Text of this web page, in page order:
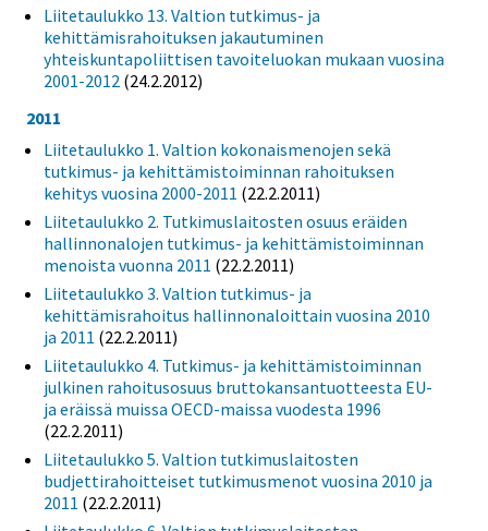
Liitetaulukko 13. Valtion tutkimus- ja
kehittämisrahoituksen jakautuminen
yhteiskuntapoliittisen tavoiteluokan mukaan vuosina
2001-2012 (24.2.2012)
2011
Liitetaulukko 1. Valtion kokonaismenojen sekä
tutkimus- ja kehittämistoiminnan rahoituksen
kehitys vuosina 2000-2011 (22.2.2011)
Liitetaulukko 2. Tutkimuslaitosten osuus eräiden
hallinnonalojen tutkimus- ja kehittämistoiminnan
menoista vuonna 2011 (22.2.2011)
Liitetaulukko 3. Valtion tutkimus- ja
kehittämisrahoitus hallinnonaloittain vuosina 2010
ja 2011 (22.2.2011)
Liitetaulukko 4. Tutkimus- ja kehittämistoiminnan
julkinen rahoitusosuus bruttokansantuotteesta EU-
ja eräissä muissa OECD-maissa vuodesta 1996
(22.2.2011)
Liitetaulukko 5. Valtion tutkimuslaitosten
budjettirahoitteiset tutkimusmenot vuosina 2010 ja
2011 (22.2.2011)